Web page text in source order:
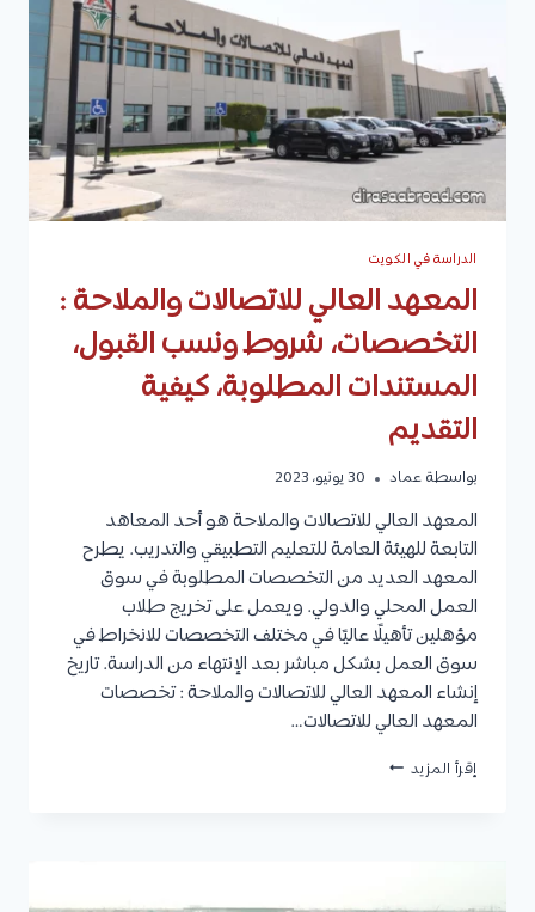
المستندات
المطلوبة،
وكيفية
التقديم
الدراسة في الكويت
المعهد العالي للاتصالات والملاحة :
التخصصات، شروط ونسب القبول،
المستندات المطلوبة، كيفية
التقديم
بواسطة عماد 30 يونيو، 2023
المعهد العالي للاتصالات والملاحة هو أحد المعاهد
التابعة للهيئة العامة للتعليم التطبيقي والتدريب. يطرح
المعهد العديد من التخصصات المطلوبة في سوق
العمل المحلي والدولي. ويعمل على تخريج طلاب
مؤهلين تأهيلًا عاليًا في مختلف التخصصات للانخراط في
سوق العمل بشكل مباشر بعد الإنتهاء من الدراسة. تاريخ
إنشاء المعهد العالي للاتصالات والملاحة : تخصصات
المعهد العالي للاتصالات…
إقرأ المزيد المعهد